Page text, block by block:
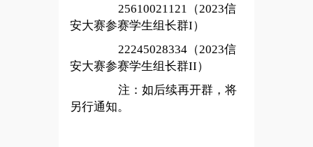
25610021121
（2023信
安大赛参赛学生组长群I）
22245028334（2023信
安大赛参赛学生组长群II）
注：如后续再开群，将
另行通知。